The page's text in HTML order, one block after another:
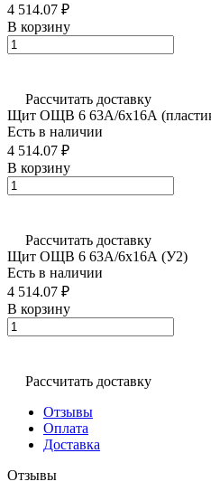
4 514.07 ₽
В корзину
Рассчитать доставку
Щит ОЩВ 6 63А/6х16А
Есть в наличии
4 514.07 ₽
В корзину
Рассчитать доставку
Щит ОЩВ 6 63А/6х16А (У2)
Есть в наличии
4 514.07 ₽
В корзину
Рассчитать доставку
Отзывы
Оплата
Доставка
Отзывы